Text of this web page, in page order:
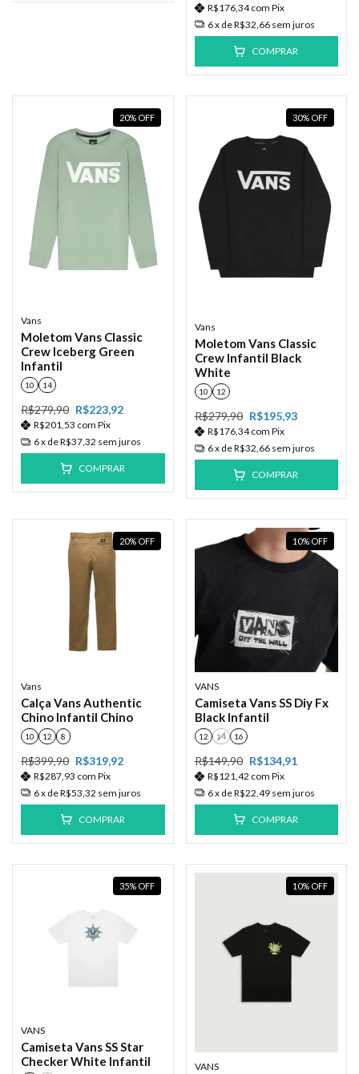
R$176,34com Pix
6x deR$32,66 sem juros
COMPRAR
20% OFF
Vans
Moletom Vans Classic
Crew Iceberg Green
Infantil
10 14
R$279,90 R$223,92
R$201,53 com Pix
6x deR$37,32 sem juros
COMPRAR
30% OFF
Vans
Moletom Vans Classic
Crew Infantil Black
White
10 12
R$279,90 R$195,93
R$176,34com Pix
6x deR$32,66 sem juros
COMPRAR
20% OFF
Vans
Calça Vans Authentic
Chino Infantil Chino
10 12 8
R$399,90 R$319,92
R$287,93 com Pix
6x deR$53,32 sem juros
COMPRAR
10% OFF
VANS
Camiseta Vans SS Diy Fx
Black Infantil
12 14 16
R$149,90 R$134,91
R$121,42 com Pix
6x deR$22,49 sem juros
COMPRAR
35% OFF
VANS
Camiseta Vans SS Star
Checker White Infantil
10% OFF
VANS